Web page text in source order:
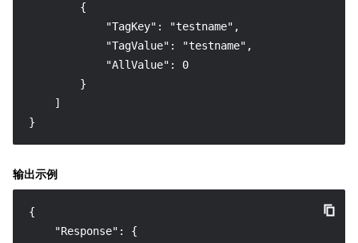
        {
            "TagKey": "testname",
            "TagValue": "testname",
            "AllValue": 0
        }
    ]
}
输出示例
{
"Response" :
{